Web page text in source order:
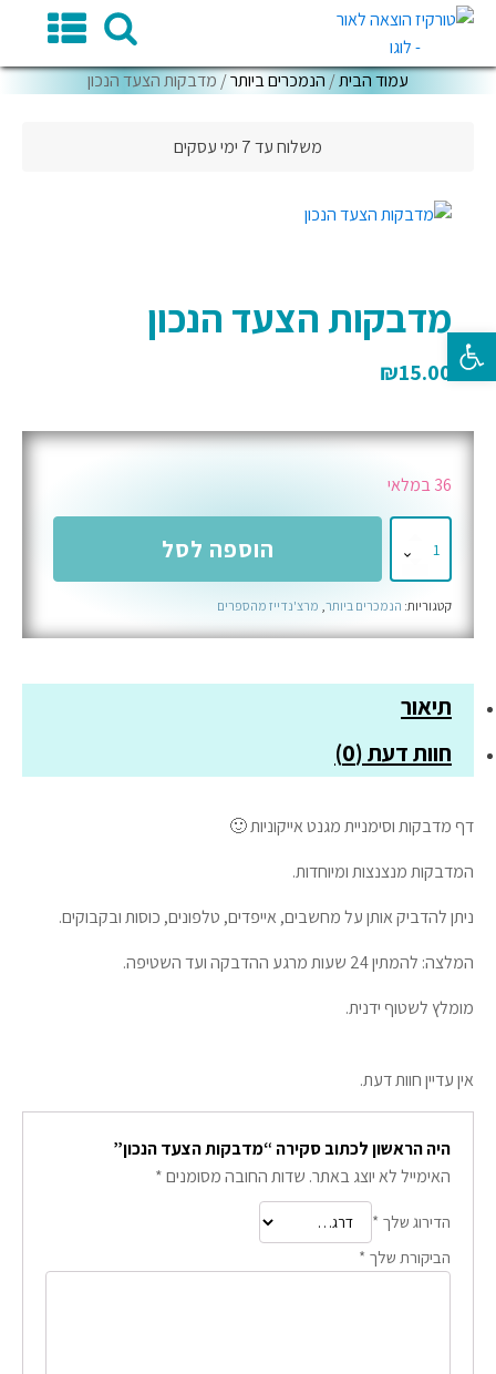
עמוד הבית/ הנמכרים ביותר/ מדבקות הצעד הנכון
משלוח עד 7 ימי עסקים
מדבקות הצעד הנכון
₪15.00
36 במלאי
הצעד
הנכון
הוספה לסל
קטגוריות: הנמכרים ביותר, מרצ'נדייז מהספרים
תיאור
חוות דעת (0)
דף מדבקות וסימניית מגנט אייקוניות 🙂
המדבקות מנצנצות ומיוחדות.
ניתן להדביק אותן על מחשבים, אייפדים, טלפונים, כוסות ובקבוקים.
המלצה: להמתין 24 שעות מרגע ההדבקה ועד השטיפה.
מומלץ לשטוף ידנית.
אין עדיין חוות דעת.
היה הראשון לכתוב סקירה “מדבקות הצעד הנכון”
האימייל לא יוצג באתר. שדות החובה מסומנים*
הדירוג שלך *
הביקורת שלך *
פתח סרגל נגישות